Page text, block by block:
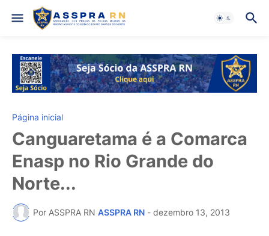
Página inicial
Canguaretama é a Comarca
Enasp no Rio Grande do
Norte...
Por ASSPRA RN ASSPRA RN - dezembro 13, 2013